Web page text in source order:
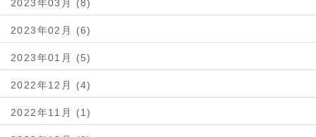
2023年03月 (8)
2023年02月 (6)
2023年01月 (5)
2022年12月 (4)
2022年11月 (1)